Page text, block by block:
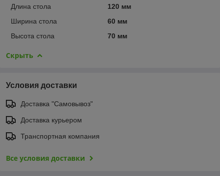
Длина стола
120 мм
Ширина стола
60 мм
Высота стола
70 мм
Скрыть
Условия доставки
Доставка "Самовывоз"
Доставка курьером
Транспортная компания
Все условия доставки